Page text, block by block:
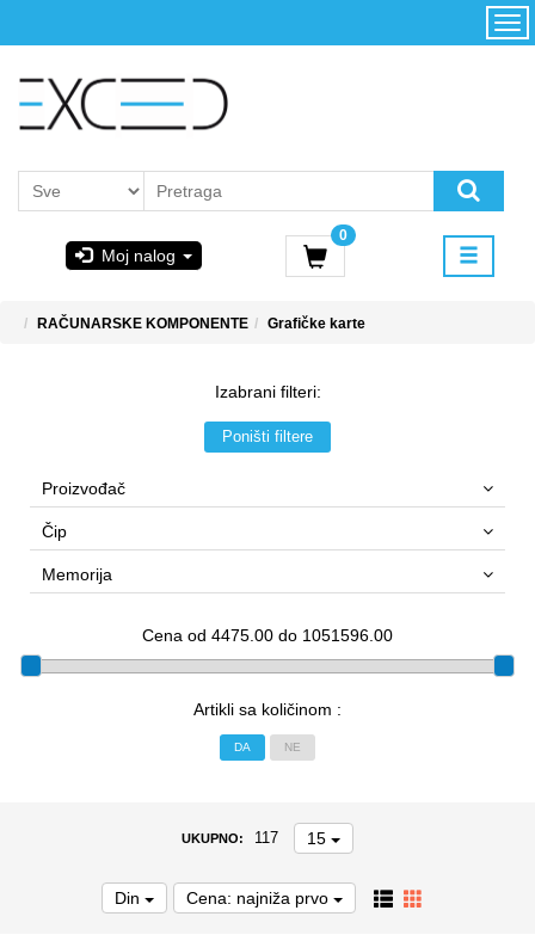
Moj nalog
0
Početna
korišćenja i
& STEAM
RAČUNARSKE KOMPONENTE Grafičke karte
Izabrani filteri:
Poništi filtere
Proizvođač
Čip
Memorija
Cena od 4475.00 do 1051596.00
Artikli sa količinom :
DA NE
UKUPNO: 117 15
Din Cena: najniža prvo